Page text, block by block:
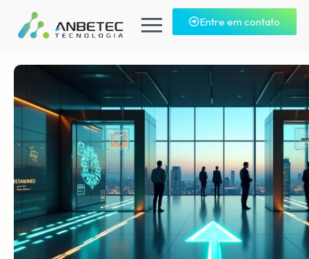
Entre em contato